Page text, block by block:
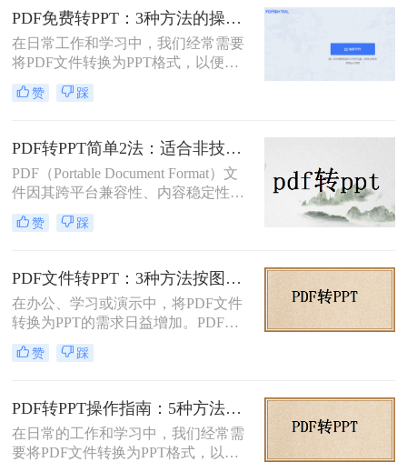
以便进行演示、分享或编辑。那么pdf
文档如何转化成ppt呢？本文将介绍两
种将PDF文档转化成PPT的实用方
法。
PDF免费转PPT：3种方法的操作步骤和常见报错处理!
在日常工作和学习中，我们经常需要
将PDF文件转换为PPT格式，以便进
行演示和分享。那么如何免费将pdf转
换成PPT呢？本文将介绍三种免费将
赞 踩
PDF转PPT简单2法：适合非技术用户的快速操作流程！
PDF（Portable Document Format）文
件因其跨平台兼容性、内容稳定性和
不易被篡改的特性，在文档分享、存
档和打印中得到了广泛应用。然而，
PPT（PowerPoint）格式，以便进行演
示、编辑或团队协作。那么PDF怎么
转换成PPT呢？本文将介绍两种将
PDF转换成PPT的方法。
赞 踩
PDF文件转PPT：3种方法按图文复杂度的转换精度排名！
在办公、学习或演示中，将PDF文件
转换为PPT的需求日益增加。PDF格
式虽然适合文档共享，但若需编辑或
重新排版内容，转换为PPT会更灵
本文将介绍几种简单实用的方法，帮
助您高效完成转换。
赞 踩
PDF转PPT操作指南：5种方法的具体操作流程和参数设置！
在日常的工作和学习中，我们经常需
要将PDF文件转换为PPT格式，以便